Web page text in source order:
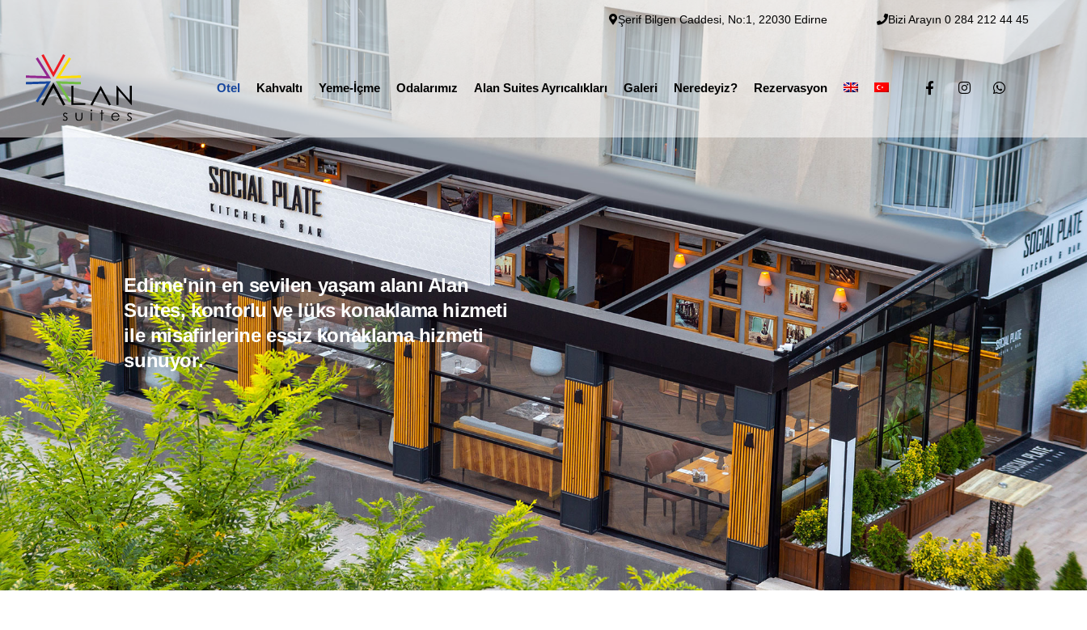
Şerif Bilgen Caddesi, No:1, 22030 Edirne Bizi Arayın 0 284 212 44 45
Otel Kahvaltı Yeme-İçme Odalarımız Alan Suites Ayrıcalıkları Galeri Neredeyiz? Rezervasyon
Kahvaltı Alan Suites Ayrıcalıkları Galeri
Edirne'nin en sevilen yaşam alanı Alan
Suites, konforlu ve lüks konaklama hizmeti
ile misafirlerine essiz konaklama hizmeti
sunuyor.